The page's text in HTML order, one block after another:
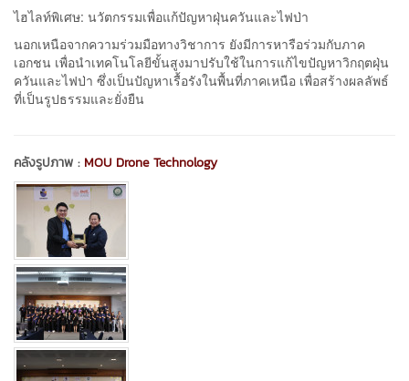
ไฮไลท์พิเศษ: นวัตกรรมเพื่อแก้ปัญหาฝุ่นควันและไฟป่า
นอกเหนือจากความร่วมมือทางวิชาการ ยังมีการหารือร่วมกับภาค
เอกชน เพื่อนำเทคโนโลยีขั้นสูงมาปรับใช้ในการแก้ไขปัญหาวิกฤตฝุ่น
ควันและไฟป่า ซึ่งเป็นปัญหาเรื้อรังในพื้นที่ภาคเหนือ เพื่อสร้างผลลัพธ์
ที่เป็นรูปธรรมและยั่งยืน
คลังรูปภาพ : MOU Drone Technology